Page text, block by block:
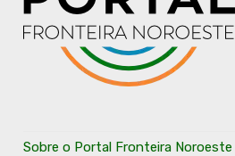
Sobre o Portal Fronteira Noroeste